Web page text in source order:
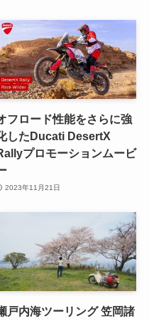
フロード性能をさらに強
したDucati DesertX
プロモーションムービ
2023年11月21日
戸内海ツーリング 笠岡諸